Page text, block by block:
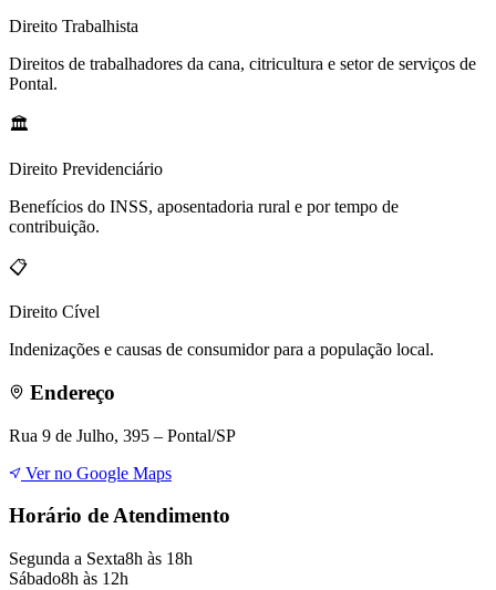
Direito Trabalhista
Direitos de trabalhadores da cana, citricultura e setor de serviços de
Pontal.
🏛️
Direito Previdenciário
Benefícios do INSS, aposentadoria rural e por tempo de
contribuição.
📋
Direito Cível
Indenizações e causas de consumidor para a população local.
Endereço
Rua 9 de Julho, 395 – Pontal/SP
Ver no Google Maps
Horário de Atendimento
Segunda a Sexta8h às 18h
Sábado8h às 12h